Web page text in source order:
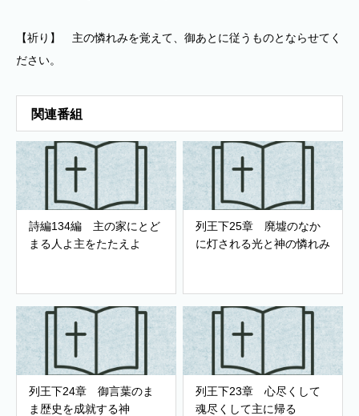
【祈り】 主の憐れみを覚えて、御あとに従うものとならせてく
ださい。
関連番組
詩編134編 主の家にとど
まる人よ主をたたえよ
列王下25章 廃墟のなか
に灯される光と神の憐れみ
列王下24章 御言葉のま
ま歴史を成就する神
列王下23章 心尽くして
魂尽くして主に帰る